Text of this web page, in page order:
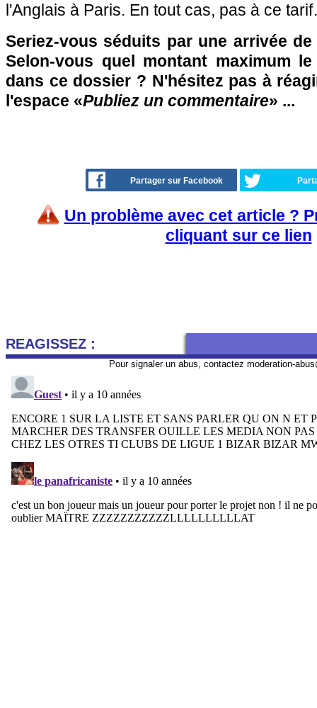
l'Anglais à Paris. En tout cas, pas à ce
Seriez-vous séduits par une arrivée
Selon-vous quel montant maximum
dans ce dossier ? N'hésitez pas à
l'espace «Publiez un commentaire» ...
Partager sur Facebook
Un problème avec cet article ?
cliquant sur ce lien
REAGISSEZ :
Pour signaler un abus, contactez moderation-